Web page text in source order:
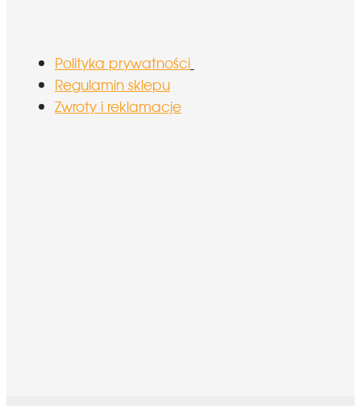
Polityka prywatności
Regulamin sklepu
Zwroty i reklamacje